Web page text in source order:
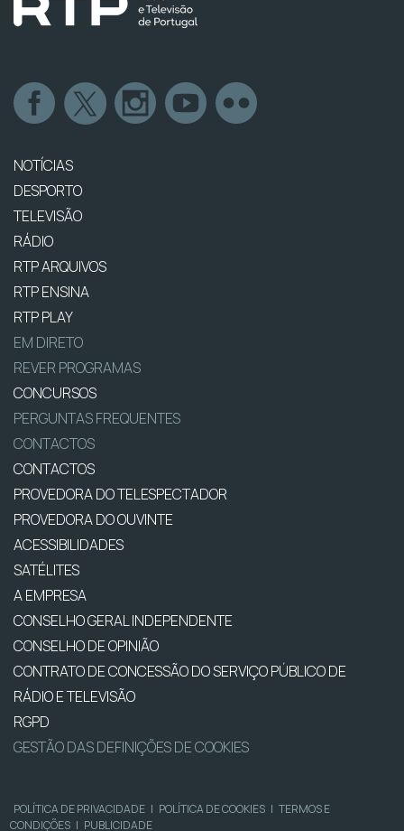
NOTÍCIAS
DESPORTO
TELEVISÃO
RÁDIO
RTP ARQUIVOS
RTP ENSINA
RTP PLAY
EM DIRETO
REVER PROGRAMAS
CONCURSOS
PERGUNTAS FREQUENTES
CONTACTOS
CONTACTOS
PROVEDORA DO TELESPECTADOR
PROVEDORA DO OUVINTE
ACESSIBILIDADES
SATÉLITES
A EMPRESA
CONSELHO GERAL INDEPENDENTE
CONSELHO DE OPINIÃO
CONTRATO DE CONCESSÃO DO SERVIÇO PÚBLICO DE
RÁDIO E TELEVISÃO
RGPD
GESTÃO DAS DEFINIÇÕES DE COOKIES
POLÍTICA DE PRIVACIDADE | POLÍTICA DE COOKIES | TERMOS E
CONDIÇÕES | PUBLICIDADE